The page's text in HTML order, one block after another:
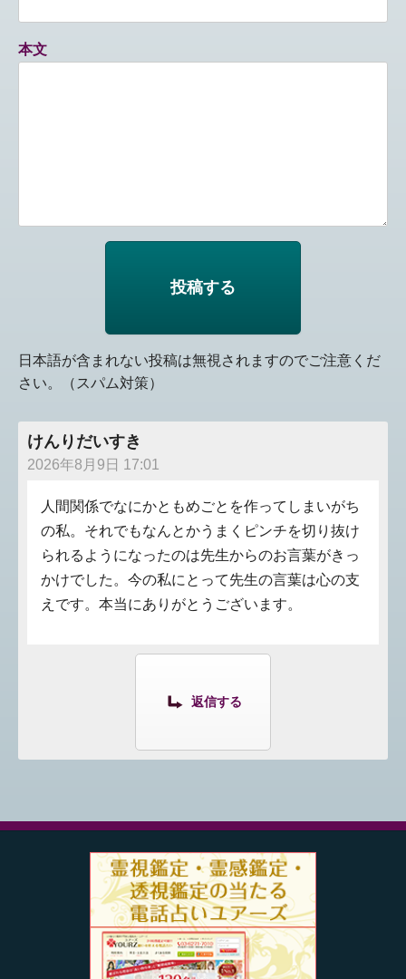
本文
日本語が含まれない投稿は無視されますのでご注意くだ
さい。（スパム対策）
けんりだいすき
2026年8月9日 17:01
人間関係でなにかともめごとを作ってしまいがち
の私。それでもなんとかうまくピンチを切り抜け
られるようになったのは先生からのお言葉がきっ
かけでした。今の私にとって先生の言葉は心の支
えです。本当にありがとうございます。
返信する